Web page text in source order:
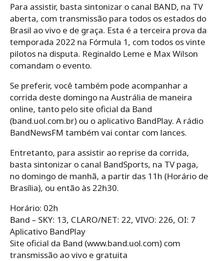
Para assistir, basta sintonizar o canal BAND, na TV
aberta, com transmissão para todos os estados do
Brasil ao vivo e de graça. Esta é a terceira prova da
temporada 2022 na Fórmula 1, com todos os vinte
pilotos na disputa. Reginaldo Leme e Max Wilson
comandam o evento.
Se preferir, você também pode acompanhar a
corrida deste domingo na Austrália de maneira
online, tanto pelo site oficial da Band
(band.uol.com.br) ou o aplicativo BandPlay. A rádio
BandNewsFM também vai contar com lances.
Entretanto, para assistir ao reprise da corrida,
basta sintonizar o canal BandSports, na TV paga,
no domingo de manhã, a partir das 11h (Horário de
Brasília), ou então às 22h30.
Horário: 02h
Band – SKY: 13, CLARO/NET: 22, VIVO: 226, OI: 7
Aplicativo BandPlay
Site oficial da Band (www.band.uol.com) com
transmissão ao vivo e gratuita